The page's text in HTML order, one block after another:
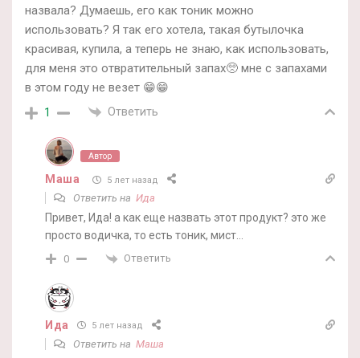
назвала? Думаешь, его как тоник можно
использовать? Я так его хотела, такая бутылочка
красивая, купила, а теперь не знаю, как использовать,
для меня это отвратительный запах🥺 мне с запахами
в этом году не везет 😁😁
1 Ответить
Автор
Маша 5 лет назад
Ответить на Ида
Привет, Ида! а как еще назвать этот продукт? это же
просто водичка, то есть тоник, мист…
0 Ответить
Ида 5 лет назад
Ответить на Маша